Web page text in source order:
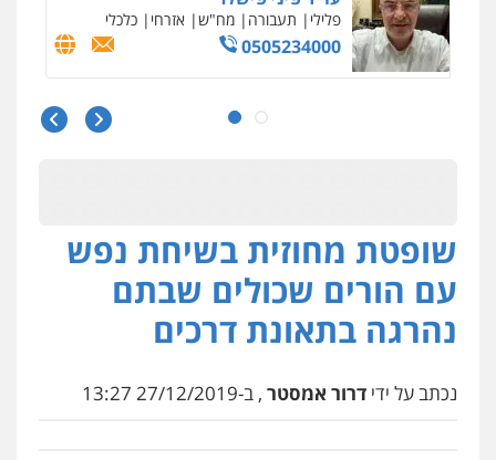
פלילי בטחוני צבאי נזיקין
0547780927
דוד אפרים משרד עורכי דין
עו"ד אשרף שחאדה
פלילי פשיעה חמורה מעצרים וחקירות
תעבורה
0549535659
פלילי פשיעה חמורה חקירות ומעצרים
נוער עורכי דין לענייני אסירים תעבורה
שופטת מחוזית בשיחת נפש
עם הורים שכולים שבתם
נהרגה בתאונת דרכים
נכתב על ידי דרור אמסטר , ב-27/12/2019 13:27